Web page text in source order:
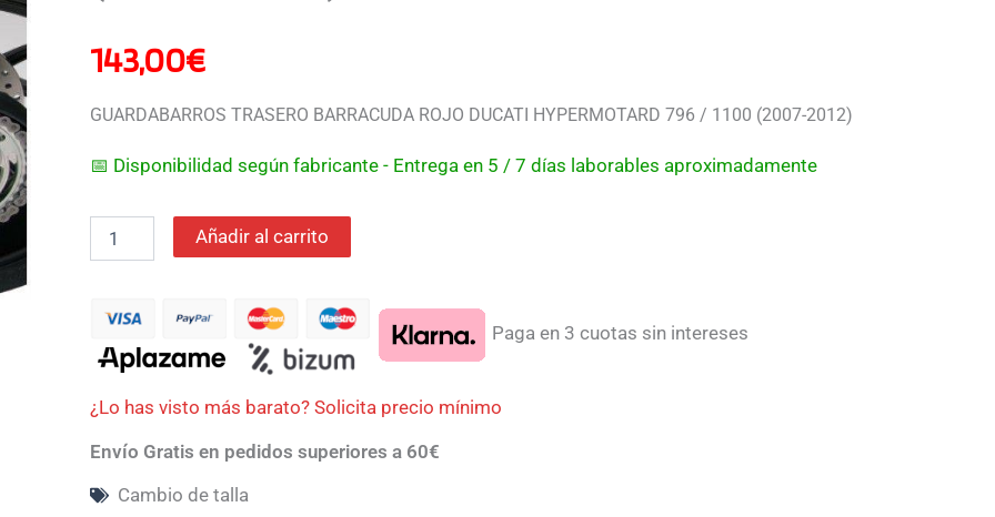
143,00€
GUARDABARROS TRASERO BARRACUDA ROJO DUCATI HYPERMOTARD 796 / 1100 (2007-2012)
📅 Disponibilidad según fabricante - Entrega en 5 / 7 días laborables aproximadamente
cantidad
Añadir al carrito
Paga en 3 cuotas sin intereses
¿Lo has visto más barato? Solicita precio mínimo
Envío Gratis en pedidos superiores a 60€
Cambio de talla